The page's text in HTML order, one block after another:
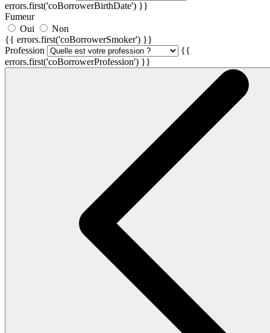
errors.first('coBorrowerBirthDate') }}
Fumeur
Oui
Non
{{ errors.first('coBorrowerSmoker') }}
Profession
{{
errors.first('coBorrowerProfession') }}